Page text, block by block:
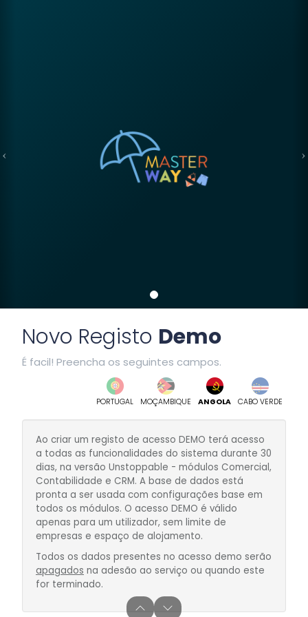
Novo Registo Demo
É facil! Preencha os seguintes campos.
PORTUGAL MOÇAMBIQUE ANGOLA CABO VERDE
Ao criar um registo de acesso DEMO terá acesso
a todas as funcionalidades do sistema durante 30
dias, na versão Unstoppable - módulos Comercial,
Contabilidade e CRM. A base de dados está
pronta a ser usada com configurações base em
todos os módulos. O acesso DEMO é válido
apenas para um utilizador, sem limite de
empresas e espaço de alojamento.
Todos os dados presentes no acesso demo serão
apagados na adesão ao serviço ou quando este
for terminado.